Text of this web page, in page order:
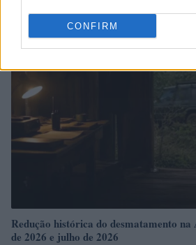
CONFIRM
NÃO CLASSIFICADO
Redução histórica do desmatamento
de 2026 e julho de 2026